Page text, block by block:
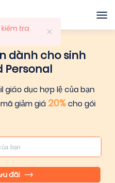
dành cho sinh
Personal
giáo dục hợp lệ của bạn
giảm giá 20%cho gói
đãi
kiểm tra